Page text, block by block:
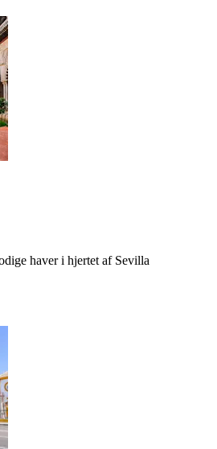
haver i hjertet af Sevilla